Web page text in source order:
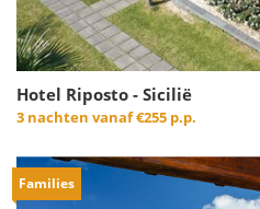
Hotel Riposto - Sicilië
3 nachten vanaf€255 p.p.
Families